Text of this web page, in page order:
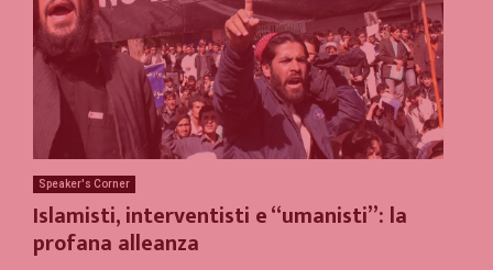
Speaker's Corner
Islamisti, interventisti e “umanisti”: la
profana alleanza